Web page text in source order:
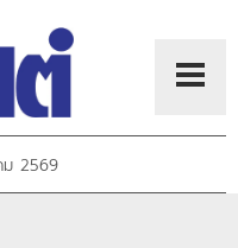
ม 2569